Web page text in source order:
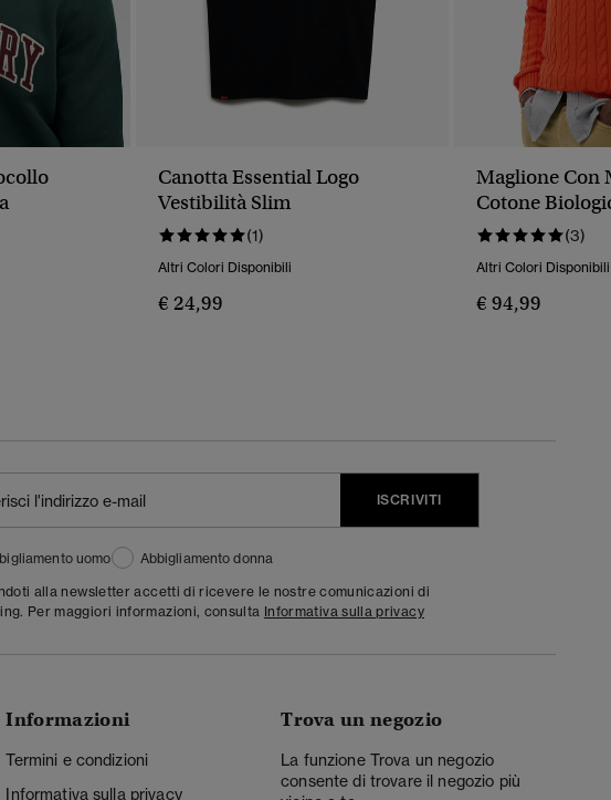
Canotta Essential Logo
Vestibilità Slim
(1)
Altri Colori Disponibili
€ 24,99
Maglione Con
Cotone
Classico
(3)
Altri Colori Disponibili
€ 94,99
ISCRIVITI
uomo
Abbigliamento donna
alla newsletter accetti di ricevere le nostre comunicazioni di
Per maggiori informazioni, consulta Informativa sulla privacy
Informazioni
Termini e condizioni
Informativa sulla privacy
Trova un negozio
La funzione Trova un negozio
consente di trovare il negozio più